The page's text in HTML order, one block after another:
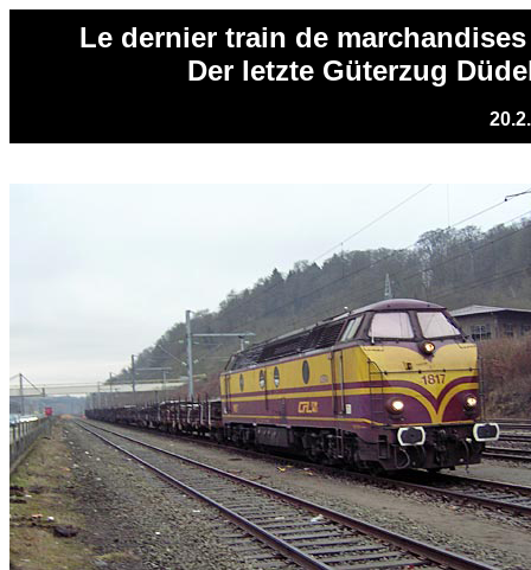
Le dernier train de
Der letzte Güterzug